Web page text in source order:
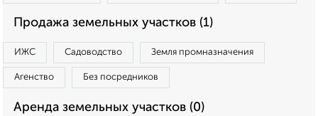
Продажа земельных участков (1)
ИЖС Садоводство Земля промназначения
Агенство Без посредников
Аренда земельных участков (0)